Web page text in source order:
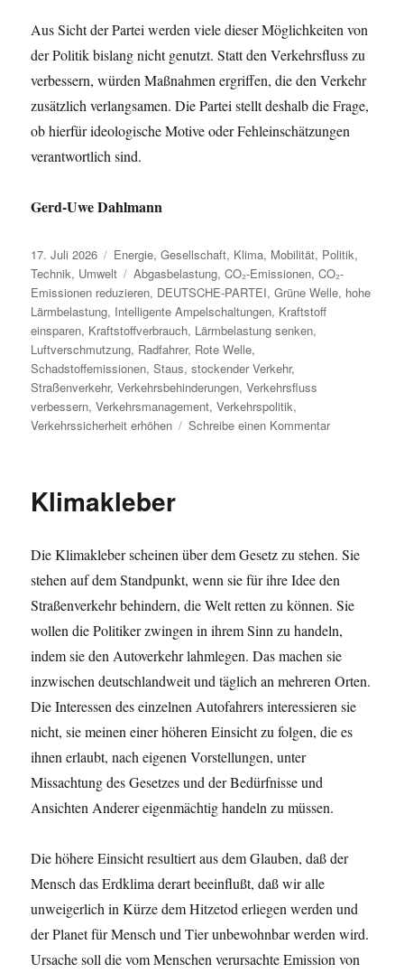
Aus Sicht der Partei werden viele dieser Möglichkeiten von
der Politik bislang nicht genutzt. Statt den Verkehrsfluss zu
verbessern, würden Maßnahmen ergriffen, die den Verkehr
zusätzlich verlangsamen. Die Partei stellt deshalb die Frage,
ob hierfür ideologische Motive oder Fehleinschätzungen
verantwortlich sind.
Gerd-Uwe Dahlmann
Veröffentlicht
am
17. Juli 2026 Kategorien
Energie,Gesellschaft, Klima, Mobilität, Politik,
Technik, Umwelt Schlagwörter
Abgasbelastung,CO₂-Emissionen,CO₂-
Emissionen reduzieren, DEUTSCHE-PARTEI,Grüne Welle, hohe
Lärmbelastung, Intelligente Ampelschaltungen, Kraftstoff
einsparen, Kraftstoffverbrauch, Lärmbelastung senken,
Luftverschmutzung, Radfahrer, Rote Welle,
Schadstoffemissionen,Staus,stockender Verkehr,
Straßenverkehr,Verkehrsbehinderungen,Verkehrsfluss
verbessern,Verkehrsmanagement,Verkehrspolitik,
Verkehrssicherheit erhöhen
Schreibe einen Kommentarzu
Klimakleber
Die Klimakleber scheinen über dem Gesetz zu stehen. Sie
stehen auf dem Standpunkt, wenn sie für ihre Idee den
Straßenverkehr behindern, die Welt retten zu können. Sie
wollen die Politiker zwingen in ihrem Sinn zu handeln,
indem sie den Autoverkehr lahmlegen. Das machen sie
inzwischen deutschlandweit und täglich an mehreren Orten.
Die Interessen des einzelnen Autofahrers interessieren sie
nicht, sie meinen einer höheren Einsicht zu folgen, die es
ihnen erlaubt, nach eigenen Vorstellungen, unter
Missachtung des Gesetzes und der Bedürfnisse und
Ansichten Anderer eigenmächtig handeln zu müssen.
Die höhere Einsicht resultiert aus dem Glauben, daß der
Mensch das Erdklima derart beeinflußt, daß wir alle
unweigerlich in Kürze dem Hitzetod erliegen werden und
der Planet für Mensch und Tier unbewohnbar werden wird.
Ursache soll die vom Menschen verursachte Emission von